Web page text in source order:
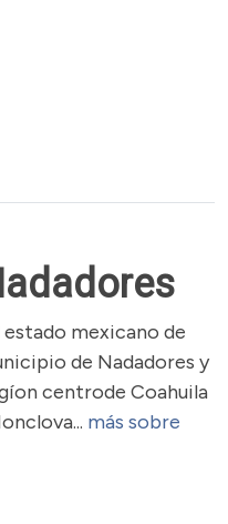
estado mexicano de
de Nadadores y
centrode Coahuila
más sobre